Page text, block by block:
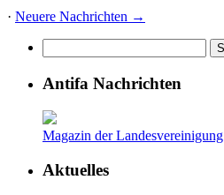
· Neuere Nachrichten →
Antifa Nachrichten
Magazin der Landesvereinigung
Aktuelles